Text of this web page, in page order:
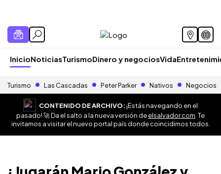
InicioNoticiasTurismoDinero y negociosVida
Turismo Las Cascadas Peter Parker Nativos Negocios
CONTENIDO DE ARCHIVO:¡Estás navegando en el
pasado! 🚀 Da el salto a la nueva versión deelsalvador.com . Te
invitamos a visitar el nuevo portal país donde coincidimos todos.